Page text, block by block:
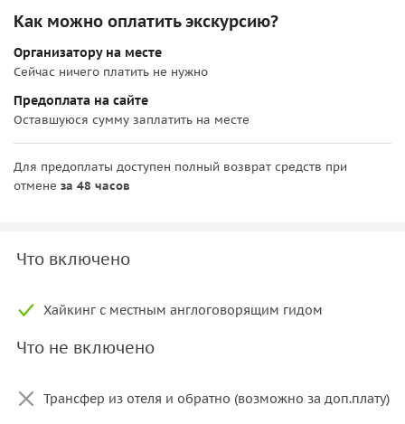
Как можно оплатить экскурсию?
Организатору на месте
Сейчас ничего платить не нужно
Предоплата на сайте
Оставшуюся сумму заплатить на месте
Для предоплаты доступен полный возврат средств при
отмене за 48 часов
Что включено
Хайкинг с местным англоговорящим гидом
Что не включено
Трансфер из отеля и обратно (возможно за доп.плату)